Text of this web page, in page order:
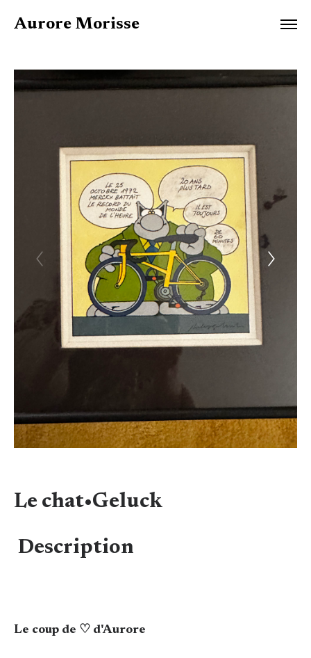
Aurore Morisse
Le chat•Geluck
Description
Le coup de ♡ d'Aurore